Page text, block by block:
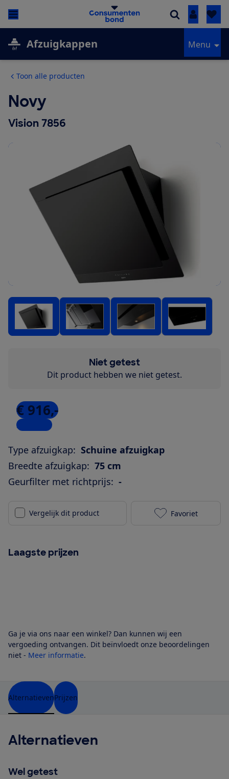
Inloggen
Afzuigkappen Menu
Toon alle producten
Novy
Vision 7856
Niet getest
Dit product hebben we niet getest.
€ 916,-
2 winkels
Type afzuigkap: Schuine afzuigkap
Breedte afzuigkap: 75 cm
Geurfilter met richtprijs: -
Vergelijk dit product Novy Vision
Favoriet
Laagste prijzen
Ga je via ons naar een winkel? Dan kunnen wij een
vergoeding ontvangen. Dit beïnvloedt onze beoordelingen
niet - Meer informatie.
AlternatievenPrijzen
Alternatieven
Wel getest